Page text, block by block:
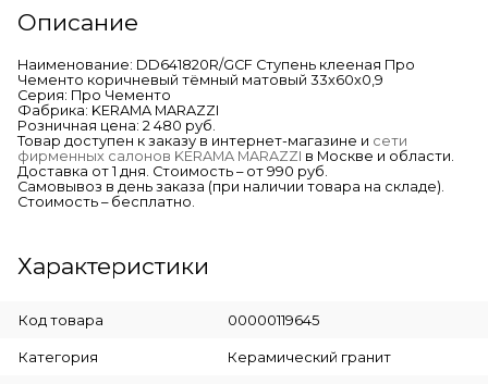
Описание
Наименование: DD641820R/GCF Ступень клееная Про
Чементо коричневый тёмный матовый 33x60x0,9
Серия: Про Чементо
Фабрика: KERAMA MARAZZI
Розничная цена: 2 480 руб.
Товар доступен к заказу в интернет-магазине и сети
фирменных салонов KERAMA MARAZZI в Москве и области.
Доставка от 1 дня. Стоимость – от 990 руб.
Самовывоз в день заказа (при наличии товара на складе).
Стоимость – бесплатно.
Характеристики
Код товара 00000119645
Категория Керамический гранит